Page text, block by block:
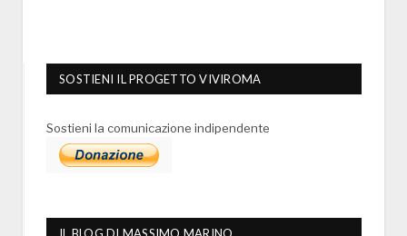
SOSTIENI IL PROGETTO VIVIROMA
Sostieni la comunicazione indipendente
IL BLOG DI MASSIMO MARINO